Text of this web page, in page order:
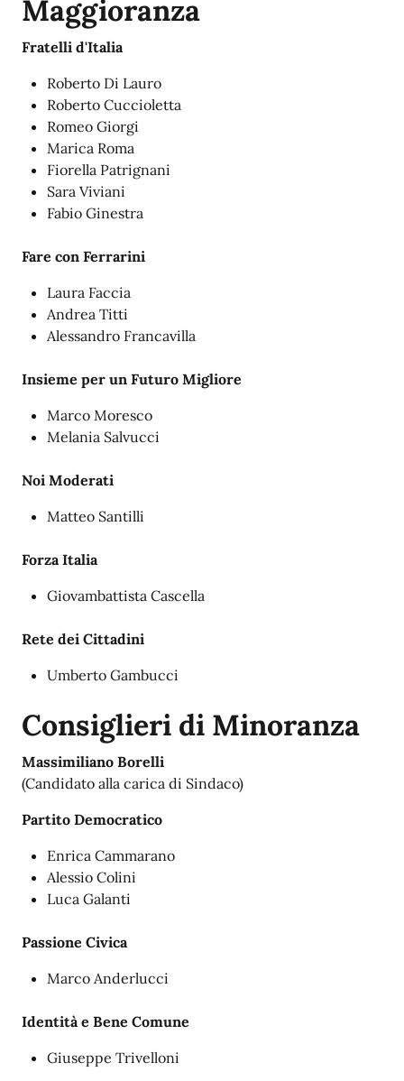
Maggioranza
Fratelli d'Italia
Roberto Di Lauro
Roberto Cuccioletta
Romeo Giorgi
Marica Roma
Fiorella Patrignani
Sara Viviani
Fabio Ginestra
Fare con Ferrarini
Laura Faccia
Andrea Titti
Alessandro Francavilla
Insieme per un Futuro Migliore
Marco Moresco
Melania Salvucci
Noi Moderati
Matteo Santilli
Forza Italia
Giovambattista Cascella
Rete dei Cittadini
Umberto Gambucci
Consiglieri di Minoranza
Massimiliano Borelli
(Candidato alla carica di Sindaco)
Partito Democratico
Enrica Cammarano
Alessio Colini
Luca Galanti
Passione Civica
Marco Anderlucci
Identità e Bene Comune
Giuseppe Trivelloni